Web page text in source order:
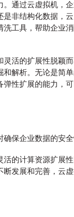
通过云虚拟机，
非结构化数据，
工具，帮助企业
活的扩展性脱颖
解析。无论是简
性扩展的能力，
保企业数据的安全
的计算资源扩展
发展和完善，云